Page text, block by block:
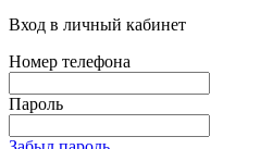
Вход в личный кабинет
Номер телефона
Пароль